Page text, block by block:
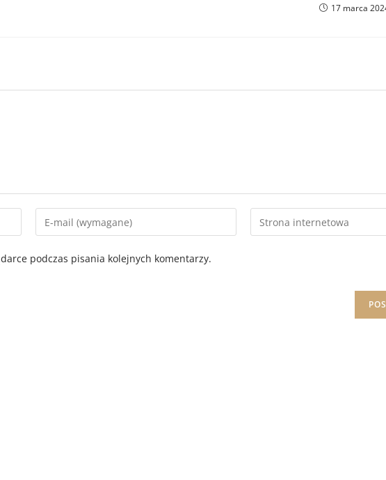
17 marca
podczas pisania kolejnych komentarzy.